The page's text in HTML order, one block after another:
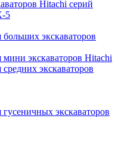
Hitachi серий
5
больших экскаваторов
мини экскаваторов Hitachi
средних экскаваторов
гусеничных экскаваторов